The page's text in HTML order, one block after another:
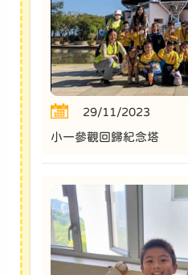
29/11/2023
小一參觀回歸紀念塔